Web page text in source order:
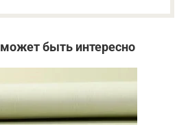
быть интересно